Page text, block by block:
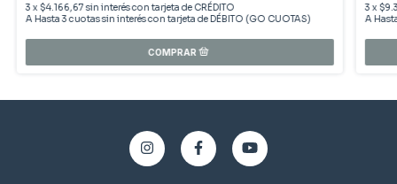
3 x $4.166,67 sin interés 3 x